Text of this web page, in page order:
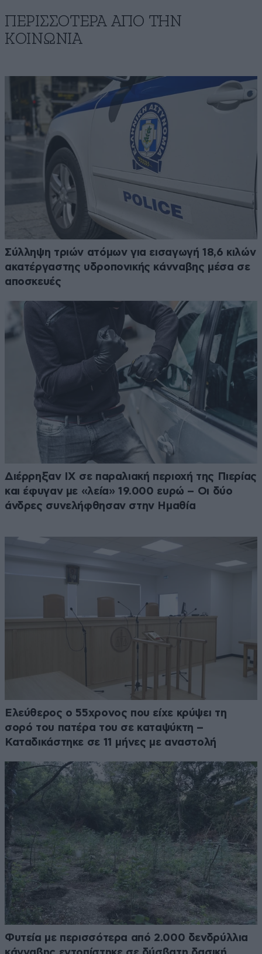
ΠΕΡΙΣΣΟΤΕΡΑ ΑΠΟ ΤΗΝ
ΚΟΙΝΩΝΙΑ
Σύλληψη τριών ατόμων για εισαγωγή 18,6 κιλών
ακατέργαστης υδροπονικής κάνναβης μέσα σε
αποσκευές
Διέρρηξαν ΙΧ σε παραλιακή περιοχή της Πιερίας
και έφυγαν με «λεία» 19.000 ευρώ – Οι δύο
άνδρες συνελήφθησαν στην Ημαθία
Ελεύθερος ο 55χρονος που είχε κρύψει τη
σορό του πατέρα του σε καταψύκτη –
Καταδικάστηκε σε 11 μήνες με αναστολή
Φυτεία με περισσότερα από 2.000 δενδρύλλια